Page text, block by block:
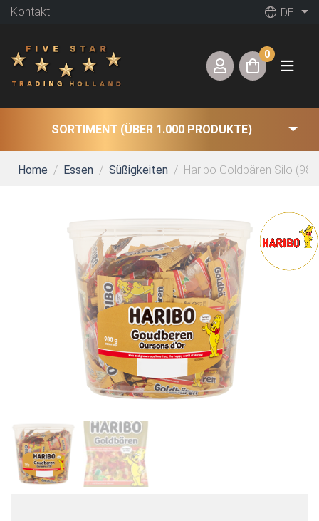
Kontakt DE
0
SORTIMENT (ÜBER 1.000 PRODUKTE)
Home Essen Süßigkeiten Haribo Goldbären Silo (980